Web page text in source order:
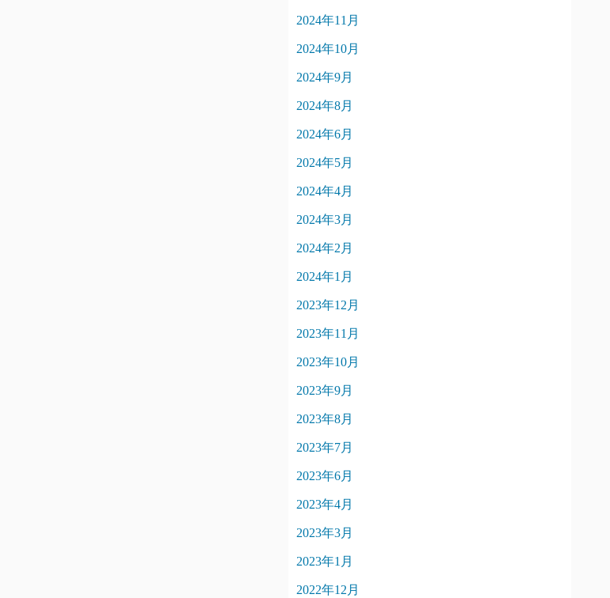
2024年11月
2024年10月
2024年9月
2024年8月
2024年6月
2024年5月
2024年4月
2024年3月
2024年2月
2024年1月
2023年12月
2023年11月
2023年10月
2023年9月
2023年8月
2023年7月
2023年6月
2023年4月
2023年3月
2023年1月
2022年12月